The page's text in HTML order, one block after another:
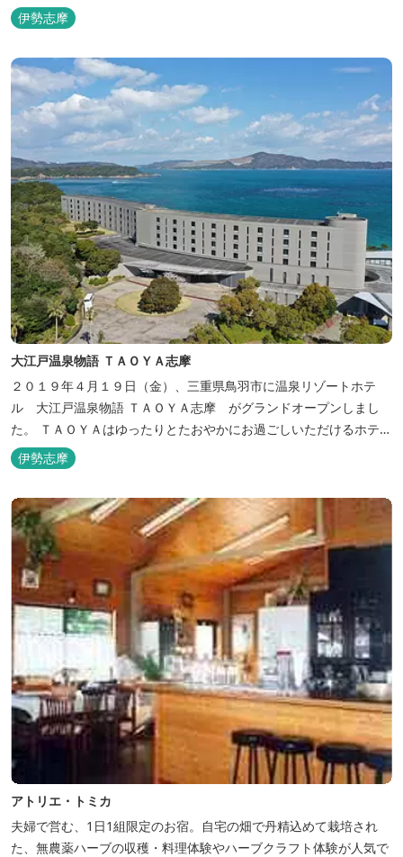
ックスした滞在をお楽しみいただけます。滞在中は、目の前の海か
らきれいな海水を引き込み、24時間以内に新鮮な状態で使用するタ
能できます。
伊勢志摩
大江戸温泉物語 ＴＡＯＹＡ志摩
２０１９年４月１９日（金）、三重県鳥羽市に温泉リゾートホテ
ル 大江戸温泉物語 ＴＡＯＹＡ志摩 がグランドオープンしまし
た。 ＴＡＯＹＡはゆったりとたおやかにお過ごしいただけるホテル
を目指し、カキの産地の鳥羽市浦村町にオープンしました。 目の前
は太平洋に注ぐ伊勢湾の海の風景が広がり、後背は山に囲まれ、自
然豊かな環境で、正にゆったりとたおやかに時が流れています。
「インフィニティ風呂」と呼...
伊勢志摩
アトリエ・トミカ
夫婦で営む、1日1組限定のお宿。自宅の畑で丹精込めて栽培され
た、無農薬ハーブの収穫・料理体験やハーブクラフト体験が人気で